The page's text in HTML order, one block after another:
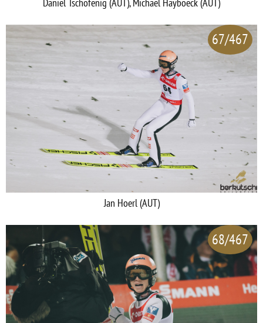
Daniel Tschofenig (AUT), Michael Hayboeck (AUT)
67/467
Jan Hoerl (AUT)
68/467